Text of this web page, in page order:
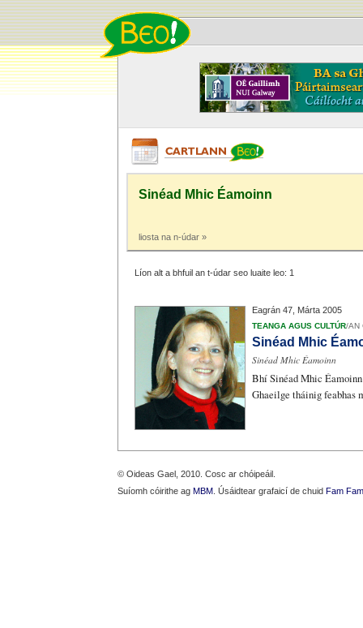
Sinéad Mhic Éamoinn
liosta na n-údar »
Líon alt a bhfuil an t-údar seo luaite leo: 1
Eagrán 47, Márta 2005
TEANGA AGUS CULTÚR/AN
Sinéad Mhic
Sinéad Mhic Éamoinn
Bhí Sinéad Mhic
Ghaeilge tháinig feabhas
© Oideas Gael, 2010. Cosc ar chóipeáil.
Suíomh cóirithe ag MBM . Úsáidtear grafaicí de chuid Fam